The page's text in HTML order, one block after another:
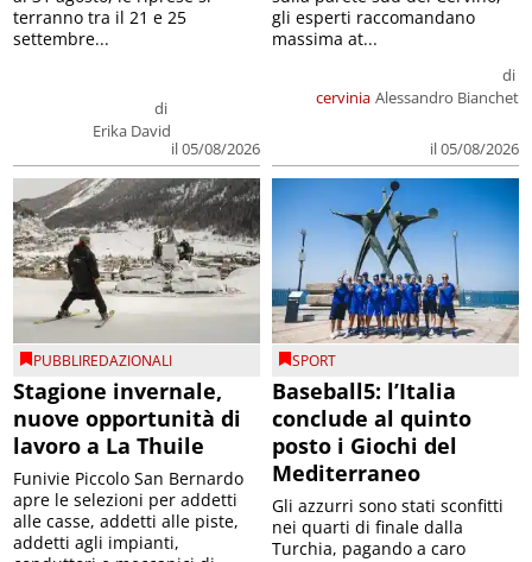
di
Erika David
il 05/08/2026
terranno tra il 21 e 25
settembre...
cervinia
di
Alessandro Bianchet
il 05/08/2026
gli esperti raccomandano
massima at...
PUBBLIREDAZIONALI
Stagione invernale,
nuove opportunità di
lavoro a La Thuile
Funivie Piccolo San Bernardo
apre le selezioni per addetti
alle casse, addetti alle piste,
addetti agli impianti,
SPORT
Baseball5: l’Italia
conclude al quinto
posto i Giochi del
Mediterraneo
Gli azzurri sono stati sconfitti
nei quarti di finale dalla
Turchia, pagando a caro